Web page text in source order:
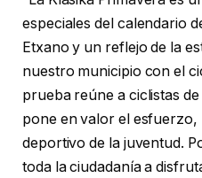
especiales del calendario
Etxano y un reflejo de la
nuestro municipio con el
prueba reúne a ciclistas
pone en valor el esfuerzo,
deportivo de la juventud.
toda la ciudadanía a